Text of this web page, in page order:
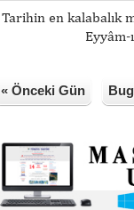
Tarihin en kalabalık
« Önceki Gün